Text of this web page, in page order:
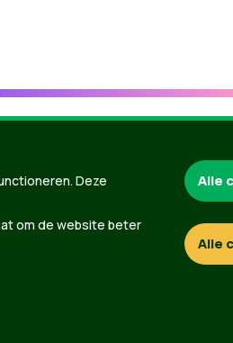
Deze
om de website beter
Alle
Alle